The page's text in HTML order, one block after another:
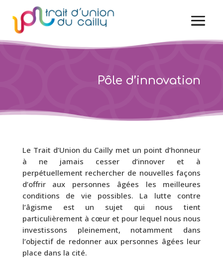
Pôle d’innovation
Le Trait d’Union du Cailly met un point d’honneur
à ne jamais cesser d’innover et à
perpétuellement rechercher de nouvelles façons
d’offrir aux personnes âgées les meilleures
conditions de vie possibles. La lutte contre
l’âgisme est un sujet qui nous tient
particulièrement à cœur et pour lequel nous nous
investissons pleinement, notamment dans
l’objectif de redonner aux personnes âgées leur
place dans la cité.